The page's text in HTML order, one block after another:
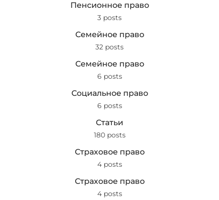
Пенсионное право
3 posts
Семейное право
32 posts
Семейное право
6 posts
Социальное право
6 posts
Статьи
180 posts
Страховое право
4 posts
Страховое право
4 posts